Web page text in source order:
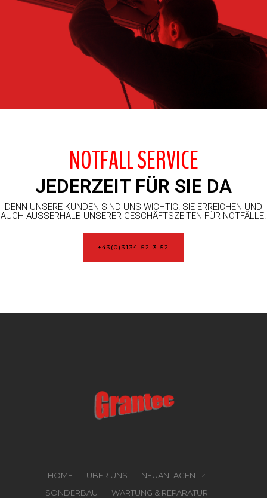
NOTFALL SERVICE
JEDERZEIT FÜR SIE DA
DENN UNSERE KUNDEN SIND UNS WICHTIG! SIE ERREICHEN UND
AUCH AUSSERHALB UNSERER GESCHÄFTSZEITEN FÜR NOTFÄLLE.
+43(0)3134 52 3 52
HOME ÜBER UNS
NEUANLAGEN
SONDERBAU
WARTUNG & REPARATUR